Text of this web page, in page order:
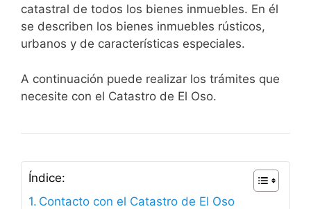
catastral de todos los bienes inmuebles. En él
se describen los bienes inmuebles rústicos,
urbanos y de características especiales.
A continuación puede realizar los trámites que
necesite con el Catastro de El Oso.
Índice:
Contacto con el Catastro de El Oso